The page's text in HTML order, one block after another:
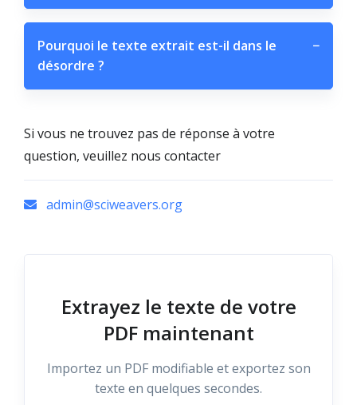
Pourquoi le texte extrait est-il dans le
désordre ?
−
Si vous ne trouvez pas de réponse à votre
question, veuillez nous contacter
admin@sciweavers.org
Extrayez le texte de votre
PDF maintenant
Importez un PDF modifiable et exportez son
texte en quelques secondes.